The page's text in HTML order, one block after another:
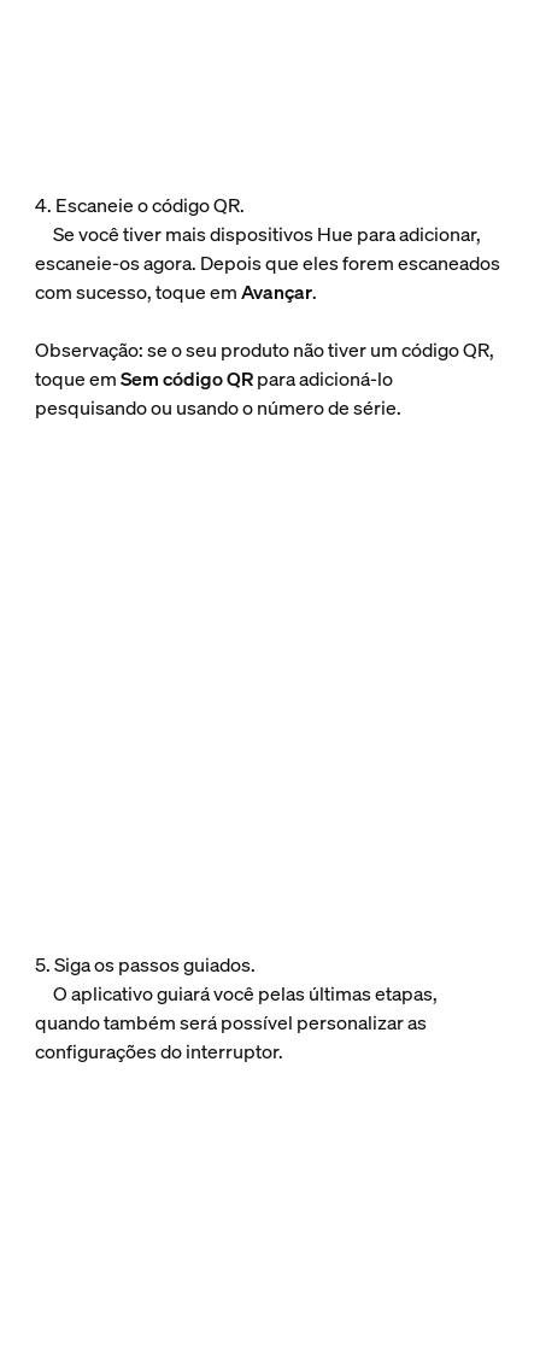
4. Escaneie o código QR.
Se você tiver mais dispositivos Hue para adicionar,
escaneie-os agora. Depois que eles forem escaneados
com sucesso, toque emAvançar.
Observação: se o seu produto não tiver um código QR,
toque emSem código QRpara adicioná-lo
pesquisando ou usando o número de série.
5. Siga os passos guiados.
O aplicativo guiará você pelas últimas etapas,
quando também será possível personalizar as
configurações do interruptor.